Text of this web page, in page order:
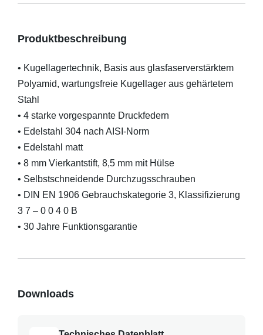
Produktbeschreibung
• Kugellagertechnik, Basis aus glasfaserverstärktem
Polyamid, wartungsfreie Kugellager aus gehärtetem
Stahl
• 4 starke vorgespannte Druckfedern
• Edelstahl 304 nach AISI-Norm
• Edelstahl matt
• 8 mm Vierkantstift, 8,5 mm mit Hülse
• Selbstschneidende Durchzugsschrauben
• DIN EN 1906 Gebrauchskategorie 3, Klassifizierung
3 7 – 0 0 4 0 B
• 30 Jahre Funktionsgarantie
Downloads